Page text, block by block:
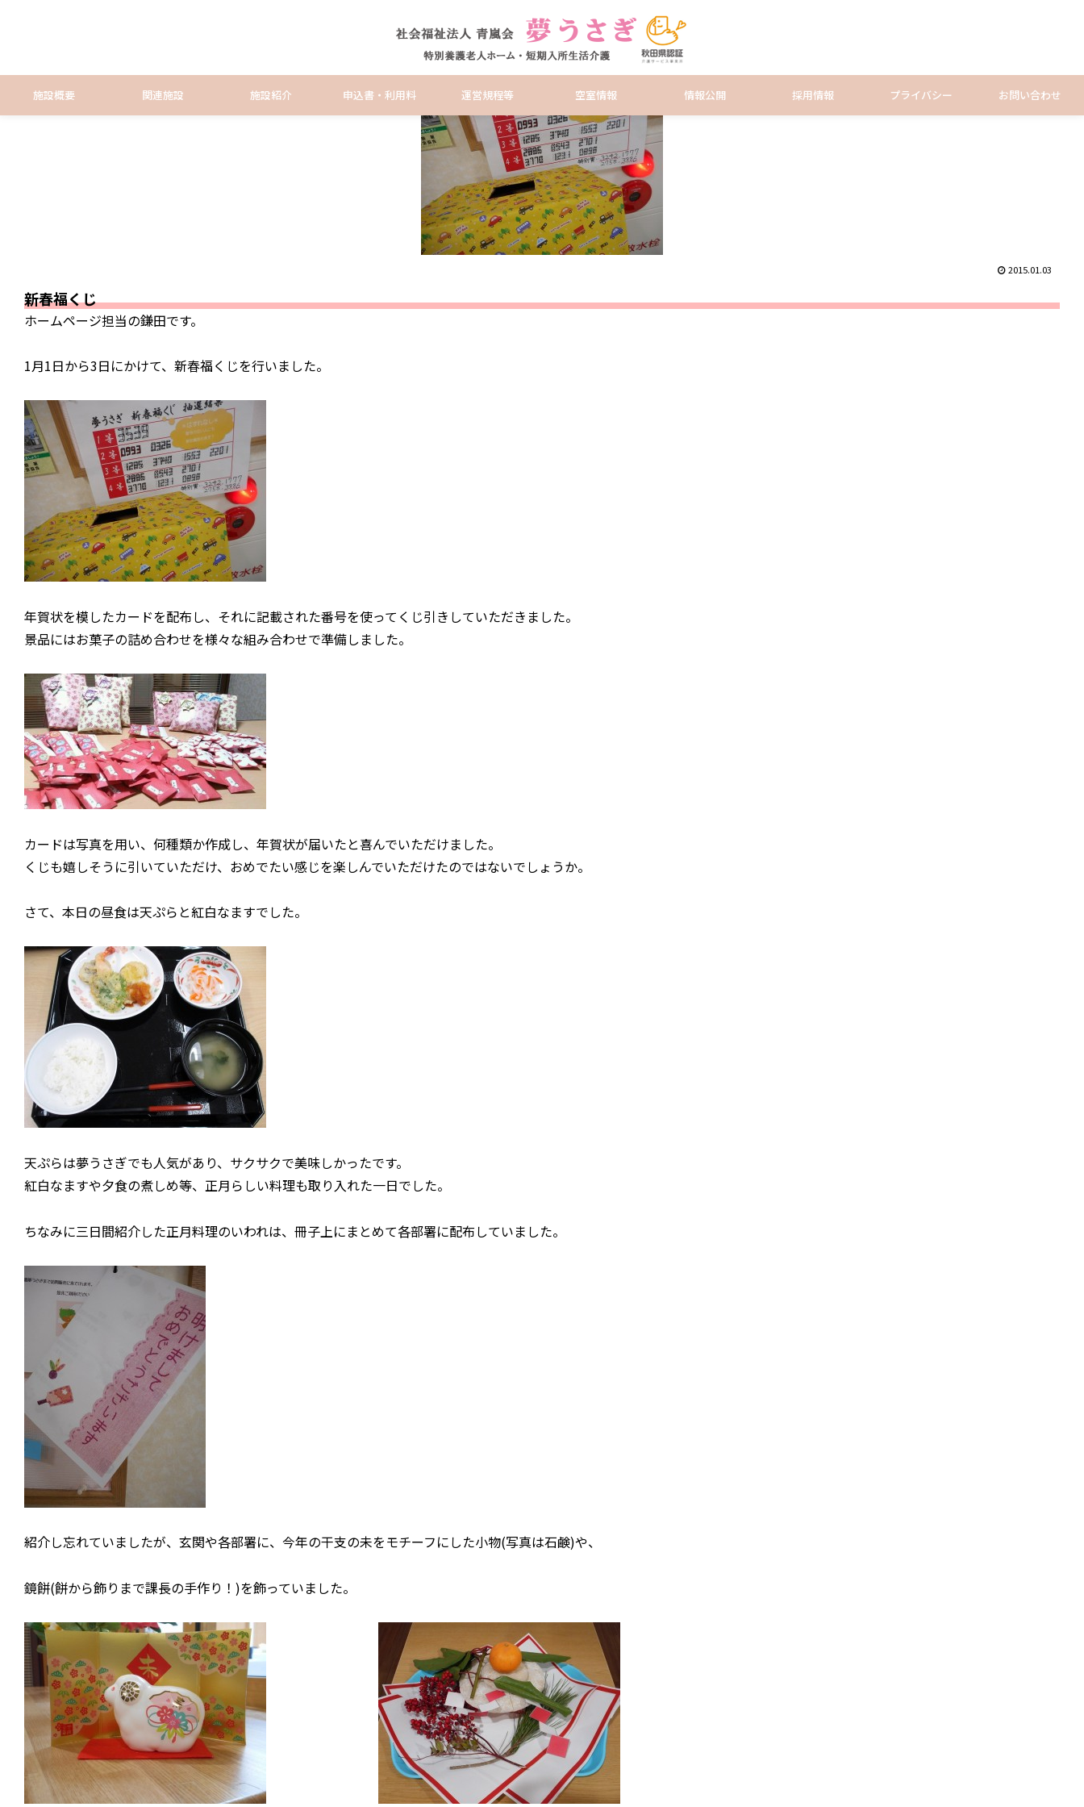
施設概要 関連施設 施設紹介 申込書・利用料 運営規程等 空室情報 情報公開 採用情報 プライバシー お問い合わせ
日々のようす
2015.01.03
新春福くじ
ホームページ担当の鎌田です。
1月1日から3日にかけて、新春福くじを行いました。
年賀状を模したカードを配布し、それに記載された番号を使ってくじ引きしていただきました。
景品にはお菓子の詰め合わせを様々な組み合わせで準備しました。
カードは写真を用い、何種類か作成し、年賀状が届いたと喜んでいただけました。
くじも嬉しそうに引いていただけ、おめでたい感じを楽しんでいただけたのではないでしょうか。
さて、本日の昼食は天ぷらと紅白なますでした。
天ぷらは夢うさぎでも人気があり、サクサクで美味しかったです。
紅白なますや夕食の煮しめ等、正月らしい料理も取り入れた一日でした。
ちなみに三日間紹介した正月料理のいわれは、冊子上にまとめて各部署に配布していました。
紹介し忘れていましたが、玄関や各部署に、今年の干支の未をモチーフにした小物(写真は石鹸)や、
鏡餅(餅から飾りまで課長の手作り！)を飾っていました。